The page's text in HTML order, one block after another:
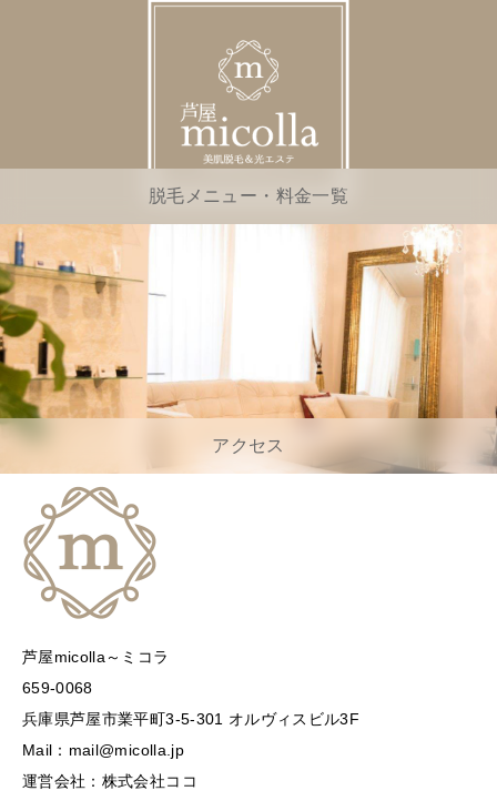
脱毛メニュー・料金一覧
アクセス
芦屋micolla～ミコラ
659-0068
兵庫県芦屋市業平町3-5-301 オルヴィスビル3F
Mail：mail@micolla.jp
運営会社：株式会社ココ